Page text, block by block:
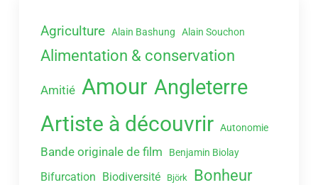
Agriculture Alain Bashung Alain Souchon
Alimentation & conservation
Amitié Amour Angleterre
Artiste à découvrir Autonomie
Bande originale de film Benjamin Biolay
Bifurcation Biodiversité Björk Bonheur